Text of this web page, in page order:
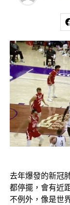
去年爆發的新冠
都停擺，會有近
不例外，像是世